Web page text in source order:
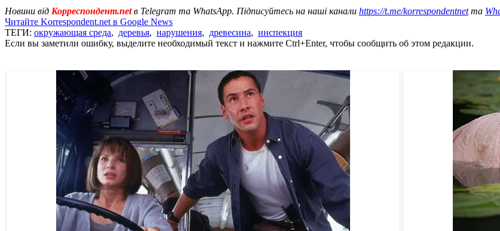
Новини від Корреспондент.netв Telegram та WhatsApp. Підписуйтесь на наші канали https://t.me/korrespondentnetта
Читайте Korrespondent.net в Google News
ТЕГИ: окружающая среда, деревья, нарушения, древесина, инспекция
Если вы заметили ошибку, выделите необходимый текст и нажмите Ctrl+Enter, чтобы сообщить об этом редакции.